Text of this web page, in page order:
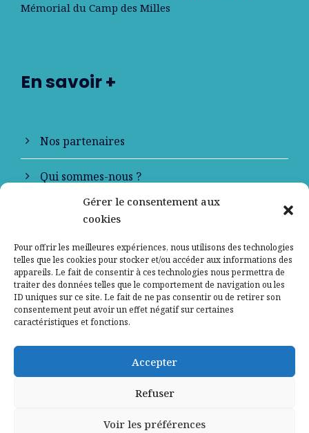
Gérer le consentement aux
cookies
Pour offrir les meilleures expériences, nous utilisons des technologies
telles que les cookies pour stocker et/ou accéder aux informations des
appareils. Le fait de consentir à ces technologies nous permettra de
traiter des données telles que le comportement de navigation ou les
ID uniques sur ce site. Le fait de ne pas consentir ou de retirer son
consentement peut avoir un effet négatif sur certaines
caractéristiques et fonctions.
Accepter
Refuser
Voir les préférences
Mémorial du Camp des Milles
En savoir +
Nos partenaires
Qui sommes-nous ?
Contactez-nous
Mentions légales
Politique de confidentialité